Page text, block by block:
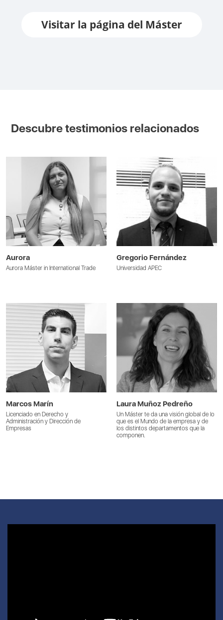
Visitar la página del Máster
Descubre testimonios relacionados
Aurora
Aurora Máster in International Trade
Gregorio Fernández
Universidad APEC
Marcos Marín
Licenciado en Derecho y
Administración y Dirección de
Empresas
Laura Muñoz Pedreño
Un Máster te da una visión global de lo
que es el Mundo de la empresa y de
los distintos departamentos que la
componen.